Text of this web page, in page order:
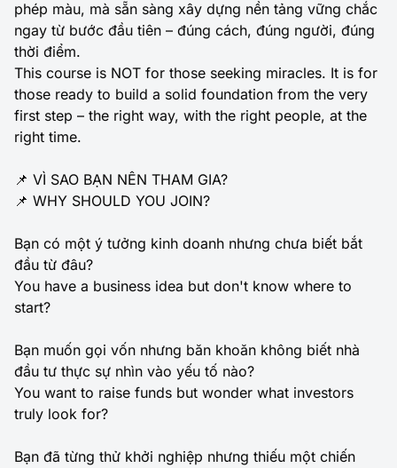
phép màu, mà sẵn sàng xây dựng nền tảng vững chắc
ngay từ bước đầu tiên – đúng cách, đúng người, đúng
thời điểm.
This course is NOT for those seeking miracles. It is for
those ready to build a solid foundation from the very
first step – the right way, with the right people, at the
right time.
📌 VÌ SAO BẠN NÊN THAM GIA?
📌 WHY SHOULD YOU JOIN?
Bạn có một ý tưởng kinh doanh nhưng chưa biết bắt
đầu từ đâu?
You have a business idea but don't know where to
start?
Bạn muốn gọi vốn nhưng băn khoăn không biết nhà
đầu tư thực sự nhìn vào yếu tố nào?
You want to raise funds but wonder what investors
truly look for?
Bạn đã từng thử khởi nghiệp nhưng thiếu một chiến